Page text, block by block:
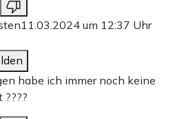
11.03.2024 um 12:37 Uhr
habe ich immer noch keine